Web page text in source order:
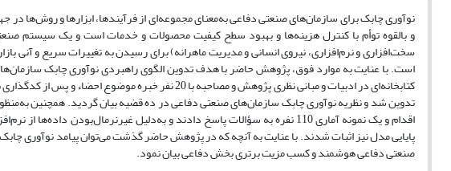
نوآوری چابک برای سازمان‌های صنعتی دفاعی به‌معنای مجموعه‌ای از فرآیندها، ابزارها و روش‌ها در
و بالقوه توأم با کنترل هزینه‌ها و بهبود سطح کیفیت محصولات و خدمات است و یک سیستم
سخت‌افزاری و نرم‌افزاری، نیروی انسانی و مدیریت ماهرانه) برای رسیدن به تغییرات سریع و آنی
است. با عنایت به موارد فوق، پژوهش حاضر با هدف تدوین الگوی راهبردی نوآوری چابک
کتابخانه‌ای در ادبیات و مبانی نظری پژوهش و مصاحبه با
تدوین شد و نظریه نوآوری چابک سازمان‌های صنعتی دفاعی در ده قضیه بیان گردید. همچنین
اقدام و یک نمونه آماری 110 نفره به سؤالات پاسخ دادند و به‌دلیل
پایایی مدل نیز اثبات شدند. با عنایت به آنچه که در پژوهش حاضر گذشت می‌توان پیامد نوآوری
صنعتی دفاعی هوشمند و کسب مزیت برتری بخش دفاعی بیان نمود.